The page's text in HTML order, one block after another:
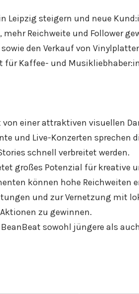
Leipzig steigern und neue
Reichweite und Follower
den Verkauf von
Kaffee- und
einer attraktiven visuellen
und Live-Konzerten sprechen
schnell verbreitet werden.
großes Potenzial für kreative
können hohe Reichweiten
und zur Vernetzung mit
zu gewinnen.
sowohl jüngere als